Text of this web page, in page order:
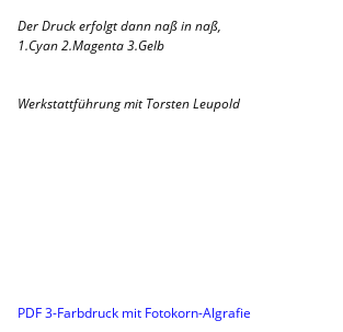
Der Druck erfolgt dann naß in naß,
1.Cyan 2.Magenta 3.Gelb
Werkstattführung mit Torsten Leupold
PDF 3-Farbdruck mit Fotokorn-Algrafie